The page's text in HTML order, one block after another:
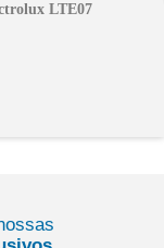
LTE07